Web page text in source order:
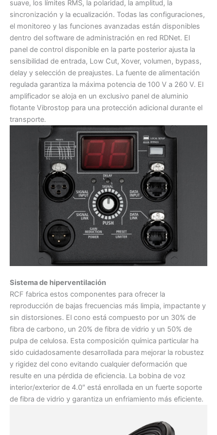
suave, los límites RMS, la polaridad, la amplitud, la
sincronización y la ecualización. Todas las configuraciones,
el monitoreo y las funciones avanzadas están disponibles
dentro del software de administración en red RDNet. El
panel de control disponible en la parte posterior ajusta la
sensibilidad de entrada, Low Cut, Xover, volumen, bypass,
delay y selección de preajustes. La fuente de alimentación
regulada garantiza la máxima potencia de 100 V a 260 V. El
amplificador se aloja en un exclusivo panel de aluminio
flotante Vibrostop para una protección adicional durante el
transporte.
Sistema de hiperventilación
RCF fabrica estos componentes para ofrecer la
reproducción de bajas frecuencias más limpia, impactante y
sin distorsiones. El cono está compuesto por un 30% de
fibra de carbono, un 20% de fibra de vidrio y un 50% de
pulpa de celulosa. Esta composición química particular ha
sido cuidadosamente desarrollada para mejorar la robustez
y rigidez del cono evitando cualquier deformación que
resulte en una pérdida de eficiencia. La bobina de voz
interior/exterior de 4.0″ está enrollada en un fuerte soporte
de fibra de vidrio y garantiza un enfriamiento más eficiente.